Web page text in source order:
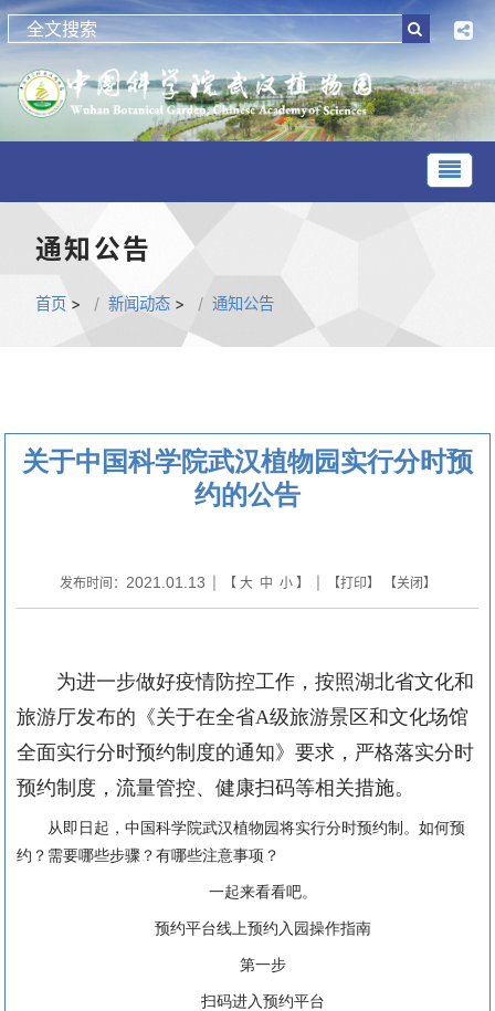
通知公告
首页 > 新闻动态 > 通知公告
关于中国科学院武汉植物园实行分时预
约的公告
发布时间： 2021.01.13 | 【 大 中 小】 | 【打印】 【关闭】
为进一步做好疫情防控工作，按照湖北省文化和
旅游厅发布的《关于在全省A级旅游景区和文化场馆
全面实行分时预约制度的通知》要求，严格落实分时
预约制度，流量管控、健康扫码等相关措施。
从即日起，中国科学院武汉植物园将实行分时预约制。如何预
约？需要哪些步骤？有哪些注意事项？
一起来看看吧。
预约平台线上预约入园操作指南
第一步
扫码进入预约平台